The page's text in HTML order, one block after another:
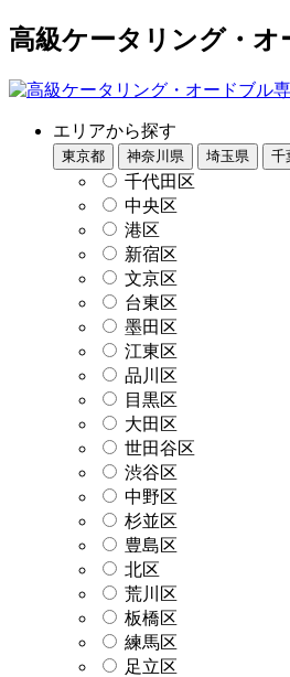
高級ケータリング・オ
エリアから探す
東京都 神奈川県 埼玉県 千
千代田区
中央区
港区
新宿区
文京区
台東区
墨田区
江東区
品川区
目黒区
大田区
世田谷区
渋谷区
中野区
杉並区
豊島区
北区
荒川区
板橋区
練馬区
足立区